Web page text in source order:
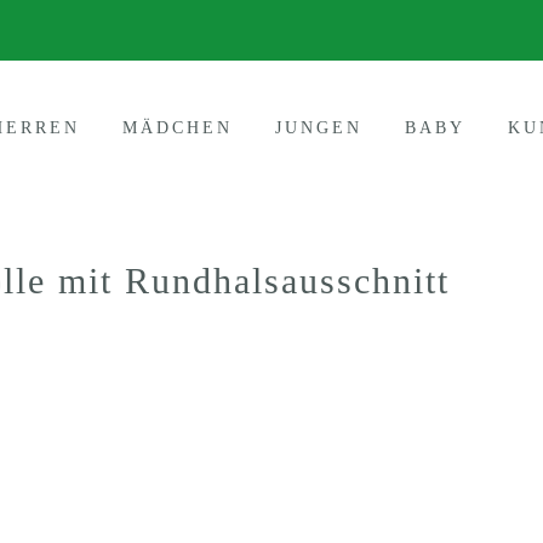
MÄDCHEN JUNGEN BABY
mit Rundhalsausschnitt